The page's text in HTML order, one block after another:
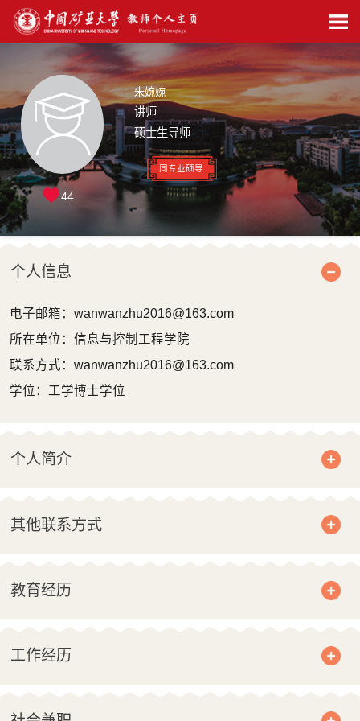
朱婉婉
讲师
硕士生导师
同专业硕导
44
个人信息
电子邮箱： wanwanzhu2016@163.com
所在单位：信息与控制工程学院
联系方式：wanwanzhu2016@163.com
学位：工学博士学位
个人简介
其他联系方式
教育经历
工作经历